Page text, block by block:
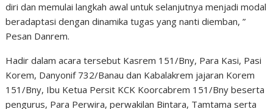
diri dan memulai langkah awal untuk selanjutnya menjadi modal
beradaptasi dengan dinamika tugas yang nanti diemban, ”
Pesan Danrem.
Hadir dalam acara tersebut Kasrem 151/Bny, Para Kasi, Pasi
Korem, Danyonif 732/Banau dan Kabalakrem jajaran Korem
151/Bny, Ibu Ketua Persit KCK Koorcabrem 151/Bny beserta
pengurus, Para Perwira, perwakilan Bintara, Tamtama serta